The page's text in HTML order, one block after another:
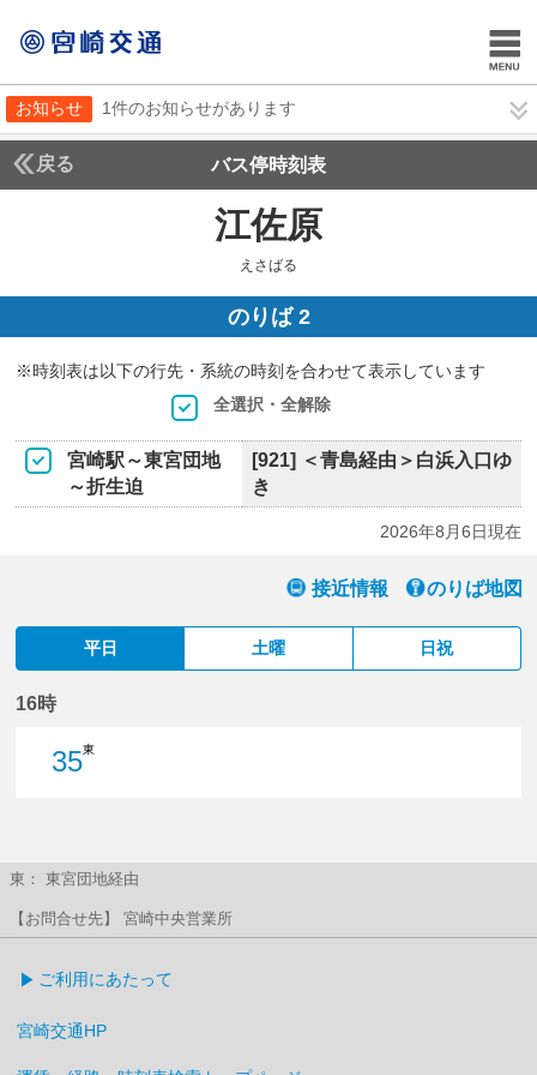
お知らせ 1件のお知らせがあります
戻る バス停時刻表
江佐原
えさばる
のりば 2
※時刻表は以下の行先・系統の時刻を合わせて表示しています
全選択・全解除
宮崎駅～東宮団地
～折生迫
[921] ＜青島経由＞白浜入口ゆ
き
2026年8月6日現在
接近情報 のりば地図
平日 土曜 日祝
16時
35東
東： 東宮団地経由
【お問合せ先】 宮崎中央営業所
ご利用にあたって
宮崎交通HP